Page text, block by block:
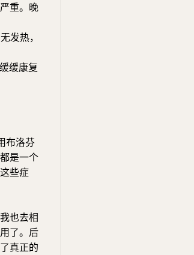
重。晚
发热，
缓康复
布洛芬
是一个
些症
也去相
了。后
真正的